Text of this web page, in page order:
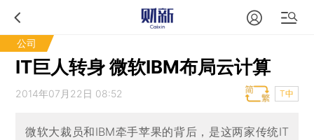
公司
IT巨人转身 微软IBM布局云计算
2014年07月22日 08:52 T中
微软大裁员和IBM牵手苹果的背后，是这两家传统IT